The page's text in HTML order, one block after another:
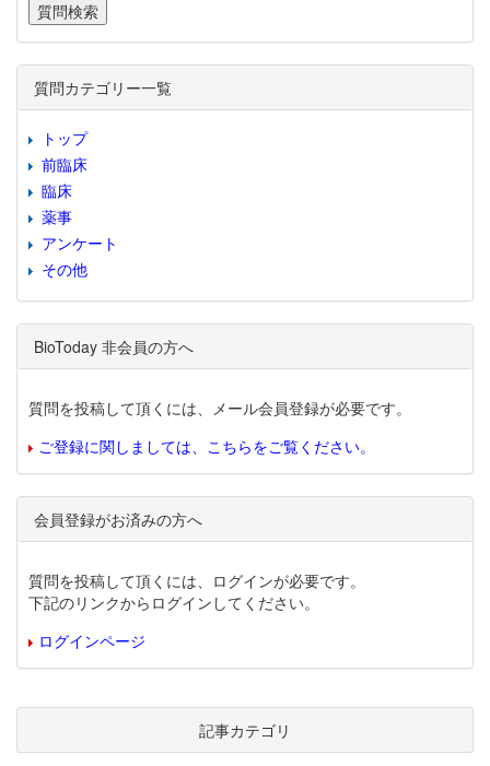
質問カテゴリー一覧
トップ
前臨床
臨床
薬事
アンケート
その他
BioToday 非会員の方へ
質問を投稿して頂くには、メール会員登録が必要です。
ご登録に関しましては、こちらをご覧ください。
会員登録がお済みの方へ
質問を投稿して頂くには、ログインが必要です。
下記のリンクからログインしてください。
ログインページ
記事カテゴリ